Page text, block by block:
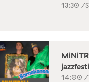
13:30 /
14:00 /